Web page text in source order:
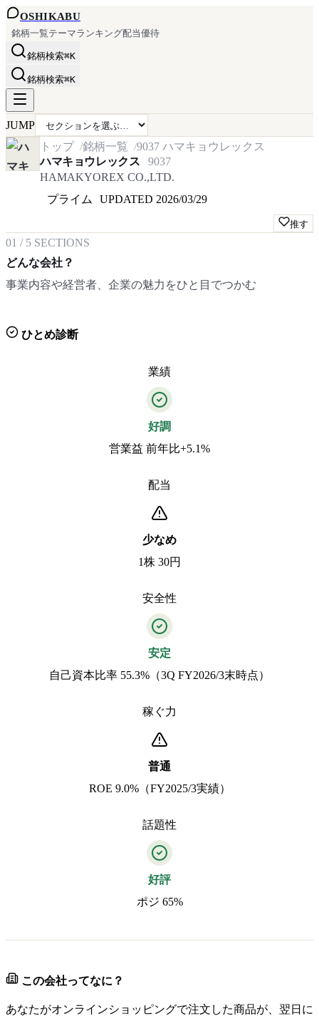
OSHIKABU
銘柄一覧テーマランキング配当優待
銘柄検索⌘K
銘柄検索⌘K
JUMP
トップ
銘柄一覧 9037 ハマキョウレックス
ハマキョウレックス
9037
HAMAKYOREX CO.,LTD.
プライム
UPDATED 2026/03/29
推す
01 / 5 SECTIONS
どんな会社？
事業内容や経営者、企業の魅力をひと目でつかむ
ひとめ診断
業績
好調
営業益 前年比+5.1%
配当
少なめ
1株 30円
安全性
安定
自己資本比率 55.3%（3Q FY2026/3末時点）
稼ぐ力
普通
ROE 9.0%（FY2025/3実績）
話題性
好評
ポジ 65%
この会社ってなに？
あなたがオンラインショッピングで注文した商品が、翌日に